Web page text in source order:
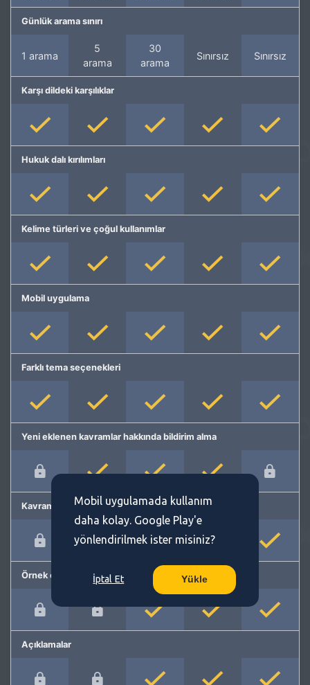
Günlük arama sınırı
1 arama
5
arama
30
arama
Sınırsız Sınırsız
Karşı dildeki karşılıklar
Hukuk dalı kırılımları
Kelime türleri ve çoğul kullanımlar
Mobil uygulama
Farklı tema seçenekleri
Yeni eklenen kavramlar hakkında bildirim alma
Kavram önerme
Örnek cümleler
Açıklamalar
Mobil uygulamada kullanım
daha kolay. Google Play'e
yönlendirilmek ister misiniz?
İptal Et Yükle